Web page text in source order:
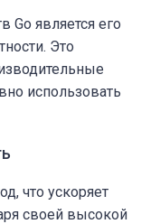
является его
Это
использовать
что ускоряет
своей высокой